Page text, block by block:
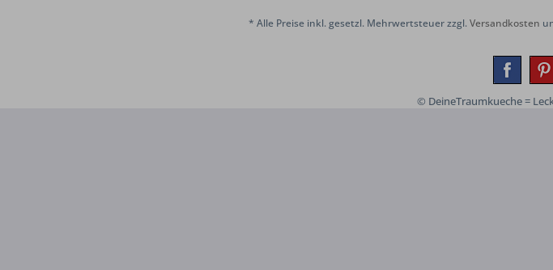
* Alle Preise inkl. gesetzl. Mehrwertsteuer zzgl.Versandkosten
© DeineTraumkueche =